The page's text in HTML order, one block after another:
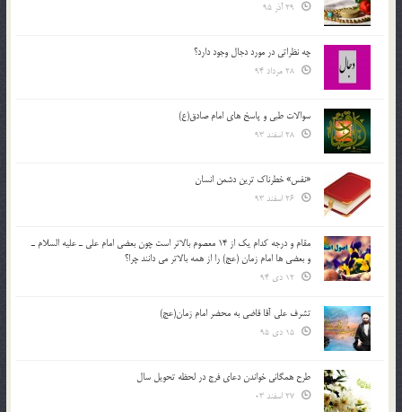
چه نظراتی در مورد دجال وجود دارد؟
سوالات طبی و پاسخ های امام صادق(ع)
«نفس» خطرناک ترین دشمن انسان
مقام و درجه كدام يك از 14 معصوم بالاتر است چون بعضي امام علي ـ عليه السلام ـ
و بعضي ها امام زمان (عج) را از همه بالاتر مي دانند چرا؟
تشرف علي آقا قاضي به محضر امام زمان(عج)
طرح همگانی خواندن دعای فرج در لحظه تحویل سال